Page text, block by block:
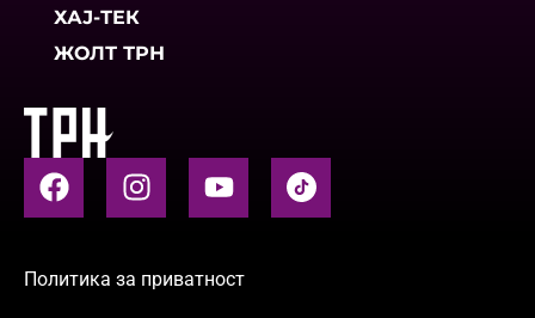
ХАЈ-ТЕК
ЖОЛТ ТРН
Политика за приватност